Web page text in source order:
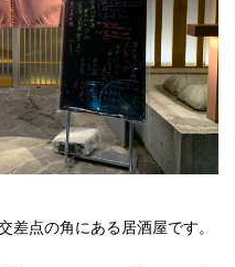
差点の角にある居酒屋です。